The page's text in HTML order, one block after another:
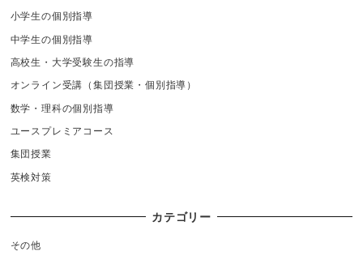
小学生の個別指導
中学生の個別指導
高校生・大学受験生の指導
オンライン受講（集団授業・個別指導）
数学・理科の個別指導
ユースプレミアコース
集団授業
英検対策
カテゴリー
その他